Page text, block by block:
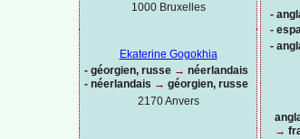
-
-
-
→
1000 Bruxelles
Ekaterine Gogokhia
- géorgien, russe → néerlandais
- néerlandais → géorgien, russe
2170 Anvers